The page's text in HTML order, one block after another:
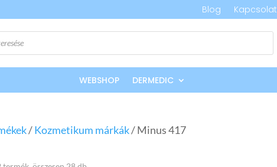
Blog Kapcsolat
WEBSHOP DERMEDIC
/Kozmetikum márkák/ Minus 417